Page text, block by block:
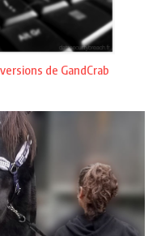
de GandCrab